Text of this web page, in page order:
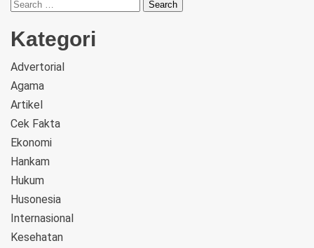
Telegram
Kategori
Advertorial
Agama
Artikel
Cek Fakta
Ekonomi
Hankam
Hukum
Husonesia
Internasional
Kesehatan